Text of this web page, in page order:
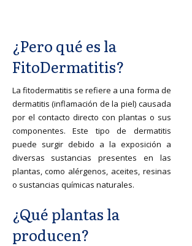
¿Pero qué es la
FitoDermatitis?
La fitodermatitis se refiere a una forma de
dermatitis (inflamación de la piel) causada
por el contacto directo con plantas o sus
componentes. Este tipo de dermatitis
puede surgir debido a la exposición a
diversas sustancias presentes en las
plantas, como alérgenos, aceites, resinas
o sustancias químicas naturales.
¿Qué plantas la
producen?